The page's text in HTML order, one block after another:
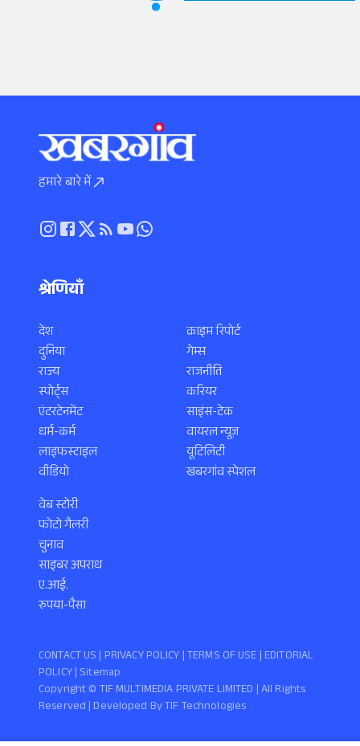
हमारे बारे में
श्रेणियाँ
देश
दुनिया
राज्य
स्पोर्ट्स
एंटरटेनमेंट
धर्म-कर्म
लाइफस्टाइल
वीडियो
क्राइम रिपोर्ट
गेम्स
राजनीति
करियर
साइंस-टेक
वायरल न्यूज़
यूटिलिटी
खबरगांव स्पेशल
वेब स्टोरी
फोटो गैलरी
चुनाव
साइबर अपराध
ए.आई.
रुपया-पैसा
Copyright ©️ TIF MULTIMEDIA PRIVATE LIMITED | All Rights
Reserved | Developed ByTIF Technologies
CONTACT US | PRIVACY POLICY |TERMS OF USE | EDITORIAL
POLICY| Sitemap